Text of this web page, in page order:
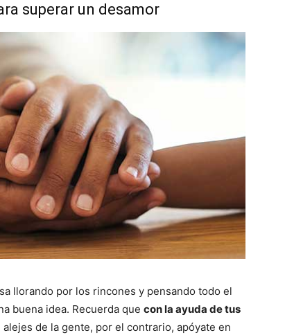
superar un desamor
llorando por los rincones y pensando todo el
buena idea. Recuerda que con la ayuda de tus
alejes de la gente, por el contrario, apóyate en